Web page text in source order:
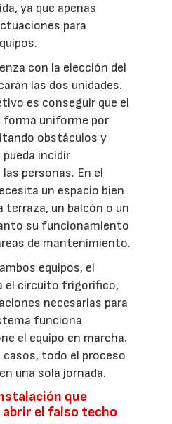
ya que apenas
para
con la elección del
las dos unidades.
es conseguir que el
forma uniforme por
obstáculos y
incidir
personas. En el
un espacio bien
terraza, un balcón o un
su funcionamiento
de mantenimiento.
equipos, el
el circuito frigorífico,
necesarias para
funciona
el equipo en marcha.
casos, todo el proceso
una sola jornada.
que
abrir el falso techo